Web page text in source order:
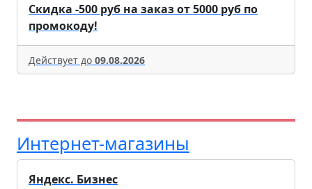
Скидка -500 руб на заказ от 5000 руб по
промокоду!
Действует до 09.08.2026
Интернет-магазины
Яндекс. Бизнес